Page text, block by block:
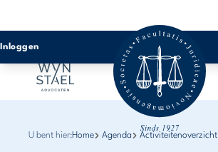
Inloggen
U bent hier:Home Agenda Activiteitenoverzicht